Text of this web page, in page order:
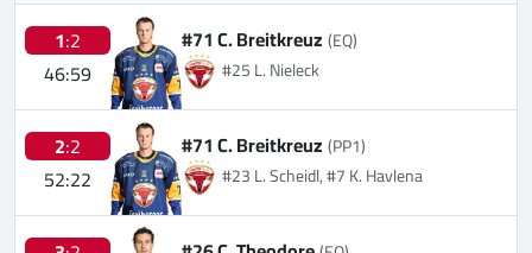
1:2
46:59
#71 C. Breitkreuz(EQ)
#25 L. Nieleck
2:2
52:22
#71 C. Breitkreuz(PP1)
#23 L. Scheidl, #7 K. Havlena